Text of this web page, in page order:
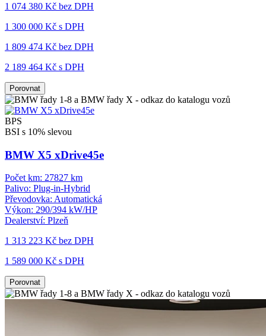
1 074 380 Kč bez DPH
1 300 000 Kč s DPH
1 809 474 Kč bez DPH
2 189 464 Kč s DPH
Porovnat
BPS
BSI s 10% slevou
BMW X5 xDrive45e
Počet km: 27827 km
Palivo: Plug-in-Hybrid
Převodovka: Automatická
Výkon: 290/394 kW/HP
Dealerství: Plzeň
1 313 223 Kč bez DPH
1 589 000 Kč s DPH
Porovnat